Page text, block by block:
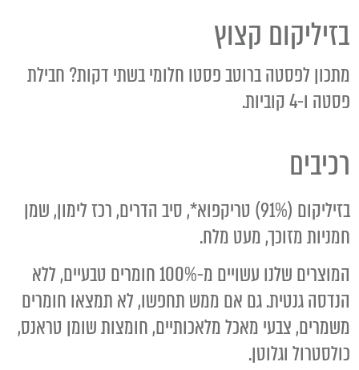
בזיליקום קצוץ
מתכון לפסטה ברוטב פסטו חלומי בשתי דקות? חבילת
פסטה ו-4 קוביות.
רכיבים
בזיליקום (91%) טריקפוא*, סיב הדרים, רכז לימון, שמן
חמניות מזוכך, מעט מלח.
המוצרים שלנו עשויים מ-100% חומרים טבעיים, ללא
הנדסה גנטית. גם אם ממש תחפשו, לא תמצאו חומרים
משמרים, צבעי מאכל מלאכותיים, חומצות שומן טראנס,
כולסטרול וגלוטן.